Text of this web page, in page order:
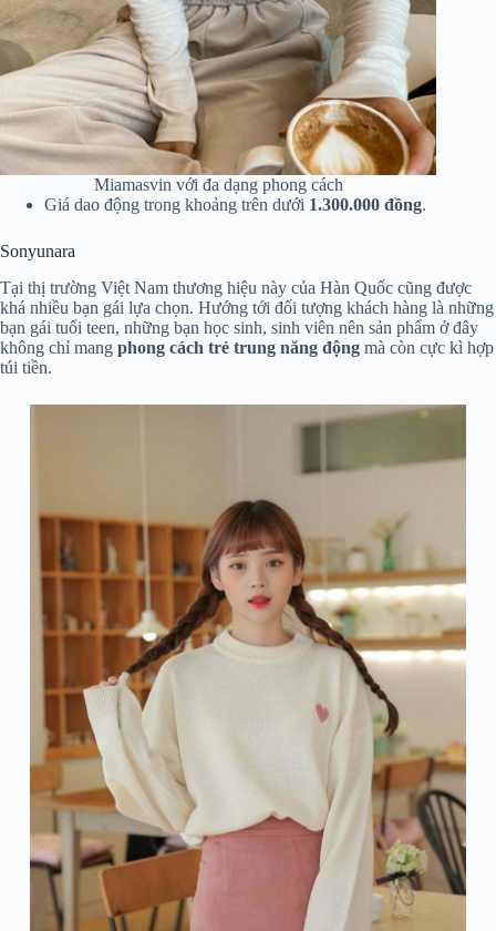
Miamasvin với đa dạng phong cách
Giá dao động trong khoảng trên dưới 1.300.000 đồng.
Sonyunara
Tại thị trường Việt Nam thương hiệu này của Hàn Quốc cũng được
khá nhiều bạn gái lựa chọn. Hướng tới đối tượng khách hàng là những
bạn gái tuổi teen, những bạn học sinh, sinh viên nên sản phẩm ở đây
không chỉ mang phong cách trẻ trung năng động mà còn cực kì hợp
túi tiền.